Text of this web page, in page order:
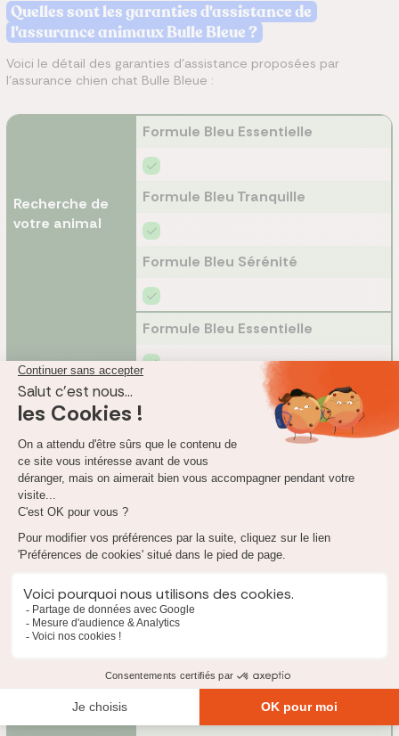
Quelles sont les garanties d'assistance de
l'assurance animaux Bulle Bleue ?
Voici le détail des garanties d'assistance proposées par
l’assurance chien chat Bulle Bleue :
Recherche de
votre animal
Formule Bleu Essentielle
Formule Bleu Tranquille
Formule Bleu Sérénité
Récupération de
votre animal
retrouvé à +100
km du domicile
Formule Bleu Essentielle
Formule Bleu Tranquille
Formule Bleu Sérénité
l'animal en cas
d'hospitalisation
/ décès du
souscripteur
Non communiqué
Formule Bleu Tranquille
Non communiqué
Non communiqué
Formule Bleu Essentielle